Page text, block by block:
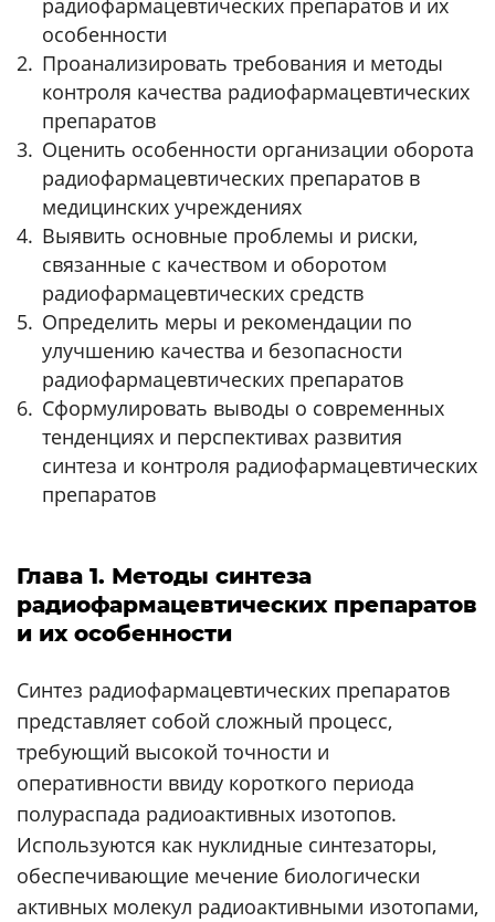
особенности
Проанализировать требования и методы
контроля качества радиофармацевтических
препаратов
Оценить особенности организации оборота
радиофармацевтических препаратов в
медицинских учреждениях
Выявить основные проблемы и риски,
связанные с качеством и оборотом
радиофармацевтических средств
Определить меры и рекомендации по
улучшению качества и безопасности
радиофармацевтических препаратов
Сформулировать выводы о современных
тенденциях и перспективах развития
синтеза и контроля радиофармацевтических
препаратов
Глава 1. Методы синтеза
радиофармацевтических препаратов
и их особенности
Синтез радиофармацевтических препаратов
представляет собой сложный процесс,
требующий высокой точности и
оперативности ввиду короткого периода
полураспада радиоактивных изотопов.
Используются как нуклидные синтезаторы,
обеспечивающие мечение биологически
активных молекул радиоактивными изотопами,